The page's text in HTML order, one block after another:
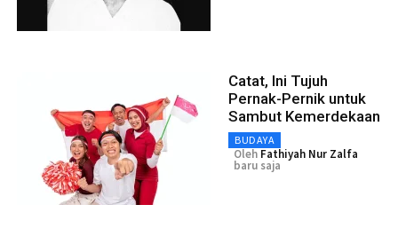
Catat, Ini Tujuh
Pernak-Pernik untuk
Sambut Kemerdekaan
BUDAYA
Oleh Fathiyah Nur Zalfa
baru saja